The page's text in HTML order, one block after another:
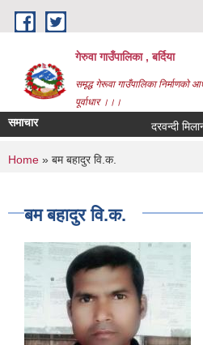
Skip to main content
गेरुवा गाउँपालिका , बर्दिया
समृद्ध गेरूवा गाउँपालिका निर्माणको
पूर्वाधार ।।।
समाचार दरवन्दी
You are here
Home » बम बहादुर वि.क.
बम बहादुर वि.क.